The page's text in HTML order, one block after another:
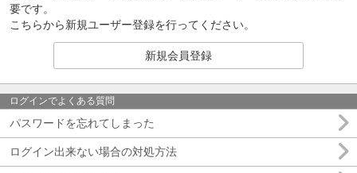
要です。
こちらから新規ユーザー登録を行ってください。
新規会員登録
ログインでよくある質問
パスワードを忘れてしまった
ログイン出来ない場合の対処方法